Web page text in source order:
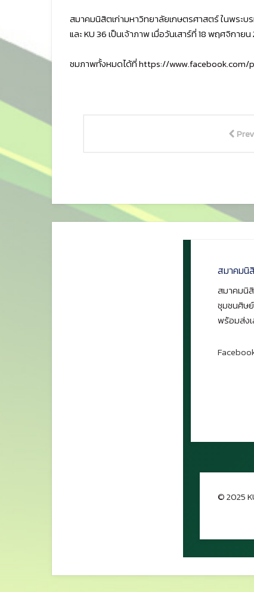
สมาคมนิสิตเก่ามหาวิทยาลัยเกษตรศาสตร์ ในพระ
และ KU 36 เป็นเจ้าภาพ เมื่อวันเสาร์ที่ 18 พฤศจิกา
ชมภาพทั้งหมดได้ที่https://www.facebook.com/
Prev
สมาคมนิ
สมาคมนิ
ชุมชนศิษ
พร้อมส่ง
© 2025